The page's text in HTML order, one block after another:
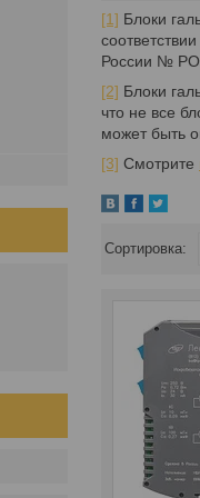
[1] Блоки
России №
[2] Блоки
что не все
может быть
[3] Смотрите